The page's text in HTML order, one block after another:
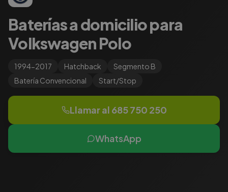
Baterías a domicilio para
Volkswagen Polo
1994-2017 Hatchback Segmento B
Batería Convencional Start/Stop
Llamar al 685 750 250
WhatsApp